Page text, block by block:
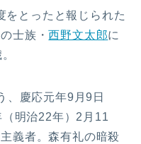
をとったと報じられた
士族・西野文太郎に
、慶応元年9月9日
明治22年）2月11
義者。森有礼の暗殺